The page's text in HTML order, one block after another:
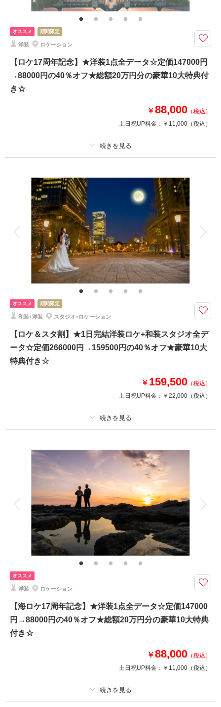
豊富な白無垢
夜景での撮影
オススメ 期間限定
洋装 ロケーション
【ロケ17周年記念】★洋装1点全データ☆定価147000円
→88000円の40％オフ★総額20万円分の豪華10大特典付
き☆
￥88,000 （税込）
土日祝UP料金： ￥11,000 （税込）
撮影料 新郎衣装1着
着付け 小物一式
アルバム 6 P データ 150 カット 台紙付写真
衣装追加 会食 挙式
家族と撮影 家族用衣装レンタル ペットと撮影
その他含むもの
結婚式前撮りのお客様に特に人気の豪華10大特典・全データ（3週間後ダウ
ンロード納品・明るさや色味のレタッチで丁寧に仕上げます）・小物一式
（ブーケ・ブートニア・ヘッドドレス）
【8月15日までの初回オンライン相談成約＆12月28日までの撮影】ロケ撮
豪華１０大特典
①オープニングムービー
②アルバムorウェルカムボード
⑨儀礼服のみ持込無料
このプランで撮影可能な撮影レポート
撮影日：
2026年5月30日
撮影場所：東京駅・丸の内周辺（東京）
相談予約する
来店・オンライン
撮影日の空き
を確認する
オススメ 期間限定
和装+洋装 スタジオ+ロケーション
【ロケ＆スタ割】★1日完結洋装ロケ+和装スタジオ全デ
ータ☆定価266000円→159500円の40％オフ★豪華10大
特典付き☆
￥ 159,500 （税込）
土日祝UP料金： ￥22,000 （税込）
新婦衣装2着
着付け
データ 300 カット 台紙付写真
衣装追加 会食 挙式
家族と撮影 家族用衣装レンタル ペットと撮影
その他含むもの
結婚式前撮りのお客様に人気の豪華10大特典・全データ（3週間後ダウンロ
ード納品・明るさや色味のレタッチで丁寧に仕上げます）・和装衣装レンタ
ル（襦袢・掛下・帯・筥迫・懐剣・草履・雪駄）・小物一式（ブーケ・ブー
トニア・和傘・扇子・ヘッドドレス・造花の髪飾り）
影場所は自由に選択可能！家族の同行もスマホ撮影もOK
豪華１０大特典
①OPムービーor打掛2着目
⑧撮影リクエスト無料
オススメ
洋装 ロケーション
【海ロケ17周年記念】★洋装1点全データ☆定価147000
円→88000円の40％オフ★総額20万円分の豪華10大特典
付き☆
￥88,000 （税込）
土日祝UP料金： ￥11,000 （税込）